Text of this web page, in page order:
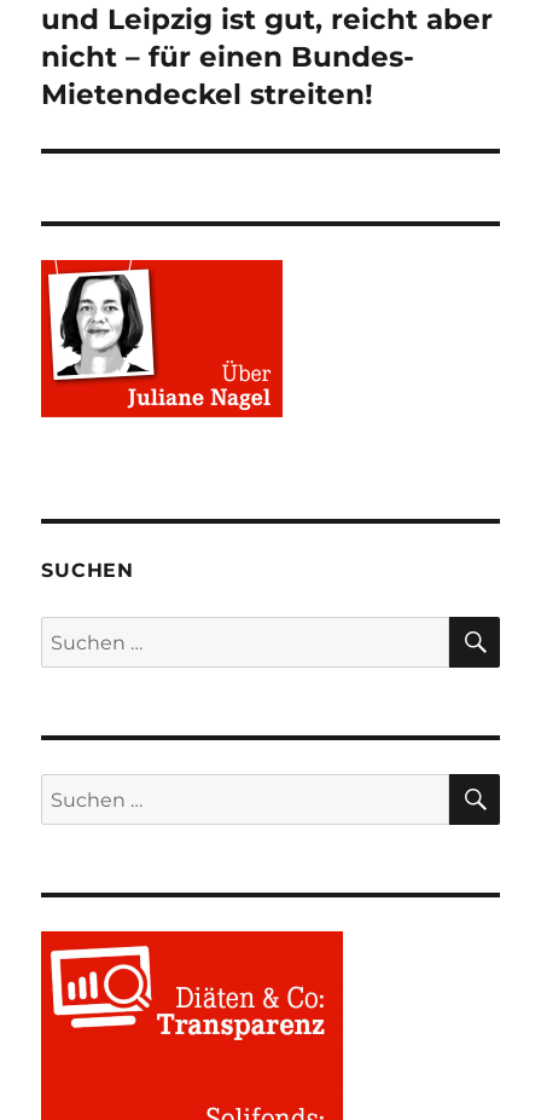
Beitrag:
und Leipzig ist gut, reicht aber
nicht – für einen Bundes-
Mietendeckel streiten!
SUCHEN
Suchen
nach:
Suchen
nach: